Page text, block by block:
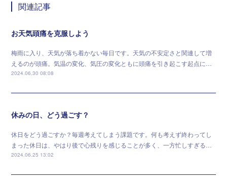
関連記事
お天気頭痛を克服しよう
梅雨に入り、天気が落ち着かない毎日です。天気の不安定さと関連して増
えるのが頭痛。気温の変化、気圧の変化ともに頭痛を引き起こす起点に…
2024.06.30 08:08
休みの日、どう過ごす？
休日をどう過ごすか？毎週考えてしまう課題です。何も考えず終わってし
まった休日は、やはり後で心残りを感じることが多く、一方忙しすぎる…
2024.06.25 13:02